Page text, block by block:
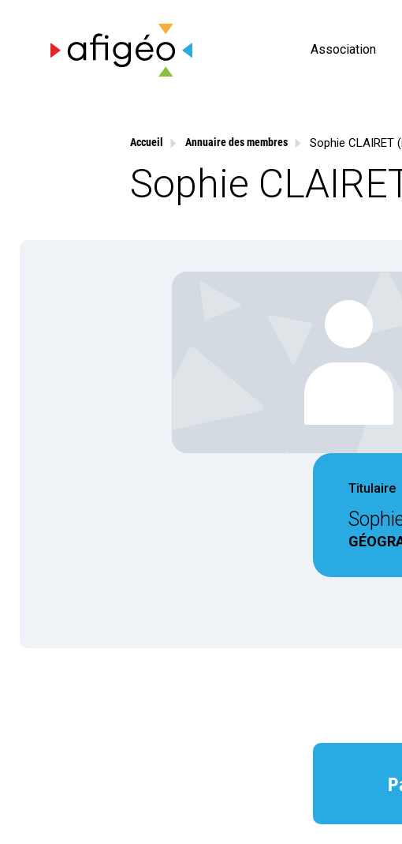
Association
Accueil Annuaire des membres Sophie CLAIRET
Sophie
Titulaire